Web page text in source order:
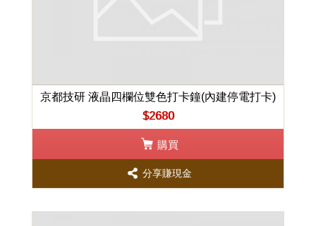
京都技研 液晶四欄位雙色打卡鐘(內建停電打卡)
$2680
購買
分享賺現金